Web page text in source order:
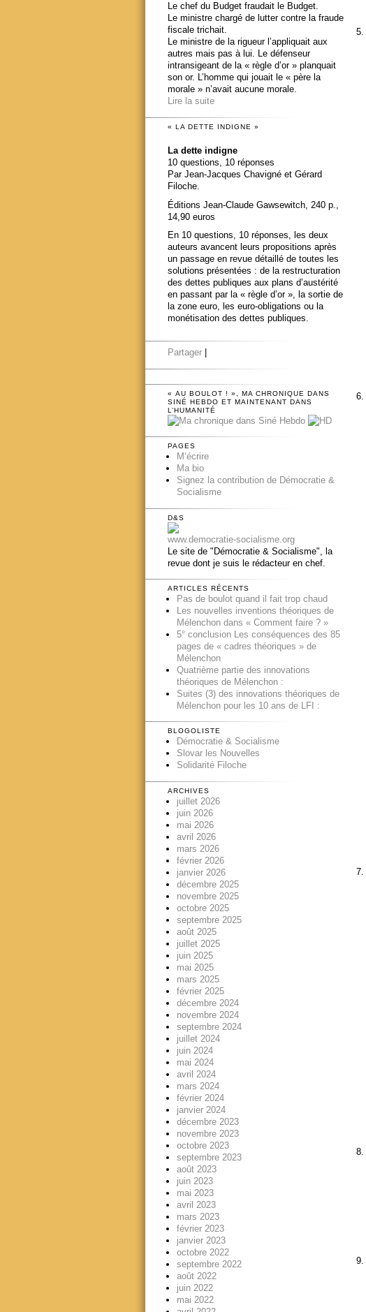
Le chef du Budget fraudait le Budget.
Le ministre chargé de lutter contre la fraude
fiscale trichait.
Le ministre de la rigueur l’appliquait aux
autres mais pas à lui. Le défenseur
intransigeant de la « règle d’or » planquait
son or. L’homme qui jouait le « père la
morale » n’avait aucune morale.
Lire la suite
« LA DETTE INDIGNE »
La dette indigne
10 questions, 10 réponses
Par Jean-Jacques Chavigné et Gérard
Filoche.
Éditions Jean-Claude Gawsewitch, 240 p.,
14,90 euros
En 10 questions, 10 réponses, les deux
auteurs avancent leurs propositions après
un passage en revue détaillé de toutes les
solutions présentées : de la restructuration
des dettes publiques aux plans d’austérité
en passant par la « règle d’or », la sortie de
la zone euro, les euro-obligations ou la
monétisation des dettes publiques.
Partager
« AU BOULOT ! », MA CHRONIQUE DANS
SINÉ HEBDO ET MAINTENANT DANS
L’HUMANITÉ
PAGES
M’écrire
Ma bio
Signez la contribution de Démocratie &
Socialisme
D&S
www.democratie-socialisme.org
Le site de "Démocratie & Socialisme", la
revue dont je suis le rédacteur en chef.
ARTICLES RÉCENTS
Pas de boulot quand il fait trop chaud
Les nouvelles inventions théoriques de
Mélenchon dans « Comment faire ? »
5° conclusion Les conséquences des 85
pages de « cadres théoriques » de
Mélenchon
Quatrième partie des innovations
théoriques de Mélenchon :
Suites (3) des innovations théoriques de
Mélenchon pour les 10 ans de LFI :
BLOGOLISTE
Démocratie & Socialisme
Slovar les Nouvelles
Solidarité Filoche
ARCHIVES
juillet 2026
juin 2026
mai 2026
avril 2026
mars 2026
février 2026
janvier 2026
décembre 2025
novembre 2025
octobre 2025
septembre 2025
août 2025
juillet 2025
juin 2025
mai 2025
mars 2025
février 2025
décembre 2024
novembre 2024
septembre 2024
juillet 2024
juin 2024
mai 2024
avril 2024
mars 2024
février 2024
janvier 2024
décembre 2023
novembre 2023
octobre 2023
septembre 2023
août 2023
juin 2023
mai 2023
avril 2023
mars 2023
février 2023
janvier 2023
octobre 2022
septembre 2022
août 2022
juin 2022
mai 2022